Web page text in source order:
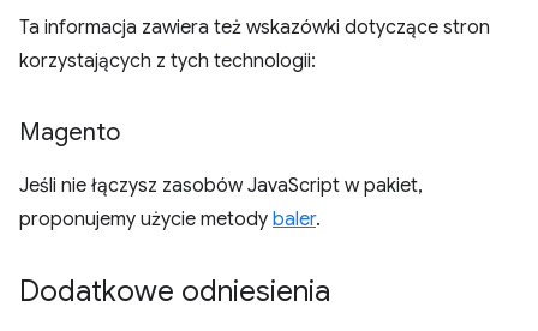
Ta informacja zawiera też wskazówki dotyczące stron
korzystających z tych technologii:
Magento
Jeśli nie łączysz zasobów JavaScript w pakiet,
proponujemy użycie metody baler.
Dodatkowe odniesienia